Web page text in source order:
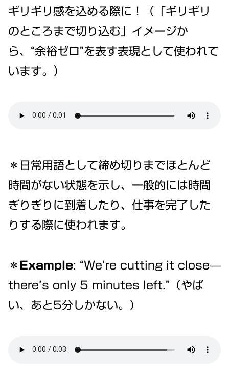
ギリギリ感を込める際に！（「ギリギリ
のところまで切り込む」イメージか
ら、“余裕ゼロ”を表す表現として使われて
います。）
＊日常用語として締め切りまでほとんど
時間がない状態を示し、一般的には時間
ぎりぎりに到着したり、仕事を完了した
りする際に使われます。
＊Example: “We’re cutting it close—
there’s only 5 minutes left.”（やば
い、あと5分しかない。）